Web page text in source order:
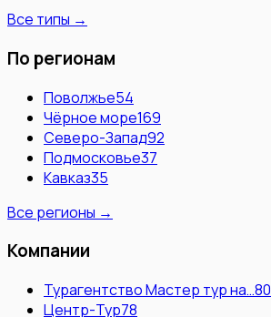
Все типы →
По регионам
Поволжье54
Чёрное море169
Северо-Запад92
Подмосковье37
Кавказ35
Все регионы →
Компании
Турагентство Мастер тур на…80
Центр-Тур78